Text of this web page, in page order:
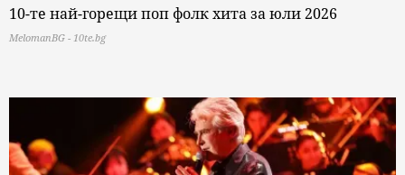
10-те най-горещи поп фолк хита за юли 2026
MelomanBG - 10te.bg